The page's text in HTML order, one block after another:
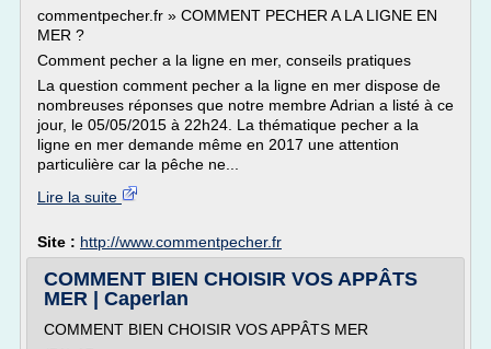
commentpecher.fr » COMMENT PECHER A LA LIGNE EN
MER ?
Comment pecher a la ligne en mer, conseils pratiques
La question comment pecher a la ligne en mer dispose de
nombreuses réponses que notre membre Adrian a listé à ce
jour, le 05/05/2015 à 22h24. La thématique pecher a la
ligne en mer demande même en 2017 une attention
particulière car la pêche ne...
Lire la suite
Site : http://www.commentpecher.fr
COMMENT BIEN CHOISIR VOS APPÂTS
MER | Caperlan
COMMENT BIEN CHOISIR VOS APPÂTS MER